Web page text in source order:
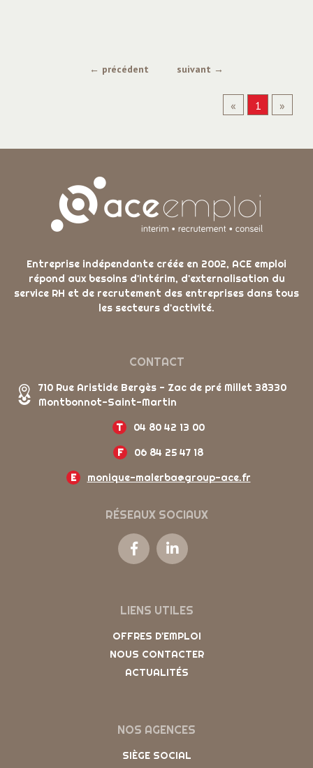
← précédent suivant →
« 1 »
Entreprise indépendante créée en 2002, ACE emploi
répond aux besoins d'intérim, d'externalisation du
service RH et de recrutement des entreprises dans tous
les secteurs d'activité.
CONTACT
710 Rue Aristide Bergès - Zac de pré Millet 38330
Montbonnot-Saint-Martin
T
04 80 42 13 00
F
06 84 25 47 18
E
monique-malerba@group-ace.fr
RÉSEAUX SOCIAUX
LIENS UTILES
OFFRES D'EMPLOI
NOUS CONTACTER
ACTUALITÉS
NOS AGENCES
SIÈGE SOCIAL